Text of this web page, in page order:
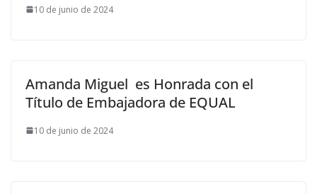
10 de junio de 2024
Amanda Miguel es Honrada con el
Título de Embajadora de EQUAL
10 de junio de 2024